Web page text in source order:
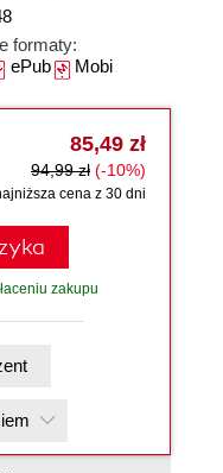
formaty:
Mobi
85,49 zł
94,99 zł (-10%)
cena z 30 dni
zakupu